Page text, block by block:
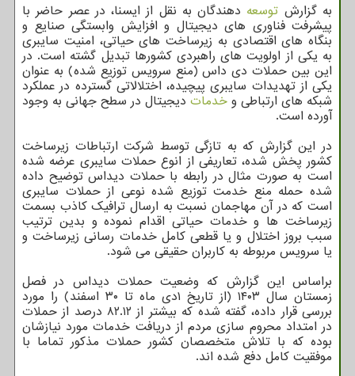
به گزارش توسعه دهندگان به نقل از ایسنا، در عصر حاضر با
پیشرفت فناوری های دیجیتال و افزایش وابستگی صنایع و
بنگاه های اقتصادی به زیرساخت های حیاتی، امنیت سایبری
به یکی از اولویت های راهبردی کشورها تبدیل گشته است. در
این بین حملات دی داس (منع سرویس توزیع شده) به عنوان
یکی از تهدیدات سایبری پیچیده، اختلالاتی گسترده در عملکرد
شبکه های ارتباطی و خدمات دیجیتال در سطح جهانی به وجود
آورده است.
در این گزارش که به تازگی توسط شرکت ارتباطات زیرساخت
کشور پخش شده، تعاریفی از انوع حملات سایبری عرضه شده
است به صورت مثال در رابطه با حملات دیداس توضیح داده
شده حمله منع خدمت توزیع شده نوعی از حملات سایبری
است که در آن مهاجمان نسبت به ارسال ترافیک کاذب بسمت
زیرساخت ها و خدمات حیاتی اقدام نموده و بدین ترتیب
سبب بروز اختلال و یا قطعی کامل خدمات رسانی زیرساخت و
یا سرویس مربوطه به کاربران حقیقی می شود.
براساس این گزارش که وضعیت حملات دیداس در فصل
زمستان سال ۱۴۰۳ (از تاریخ ۱دی ماه تا ۳۰ اسفند) را مورد
بررسی قرار داده، گفته شده که بیشتر از ۸۲.۱۲ درصد از حملات
در امتداد محروم سازی مردم از دریافت خدمات مورد نیازشان
بوده که با تلاش متخصصان کشور حملات مذکور تماما با
موفقیت کامل دفع شده اند.